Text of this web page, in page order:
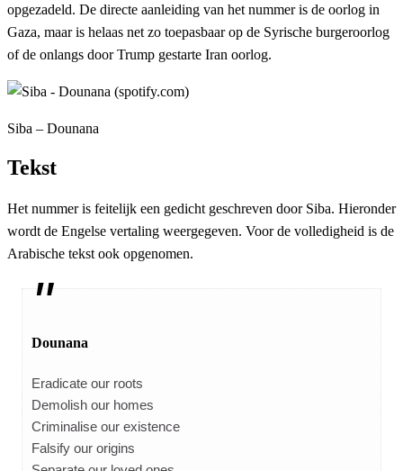
opgezadeld. De directe aanleiding van het nummer is de oorlog in
Gaza, maar is helaas net zo toepasbaar op de Syrische burgeroorlog
of de onlangs door Trump gestarte Iran oorlog.
Siba – Dounana
Tekst
Het nummer is feitelijk een gedicht geschreven door Siba. Hieronder
wordt de Engelse vertaling weergegeven. Voor de volledigheid is de
Arabische tekst ook opgenomen.
Dounana
Eradicate our roots
Demolish our homes
Criminalise our existence
Falsify our origins